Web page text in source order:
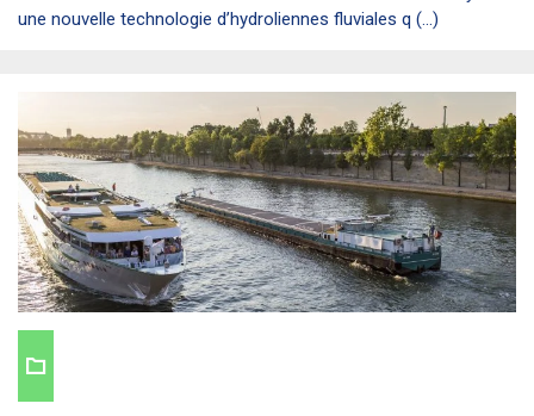
une nouvelle technologie d’hydroliennes fluviales q (...)